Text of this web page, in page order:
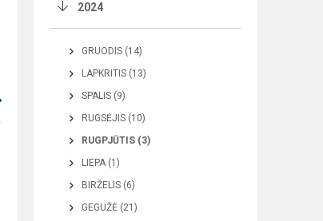
2024
GRUODIS (14)
LAPKRITIS (13)
SPALIS (9)
RUGSĖJIS (10)
RUGPJŪTIS (3)
LIEPA (1)
BIRŽELIS (6)
GEGUŽĖ (21)